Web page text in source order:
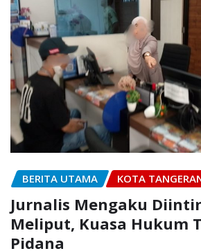
BERITA UTAMA KOTA
Jurnalis Mengaku
Meliput, Kuasa Hukum
Pidana